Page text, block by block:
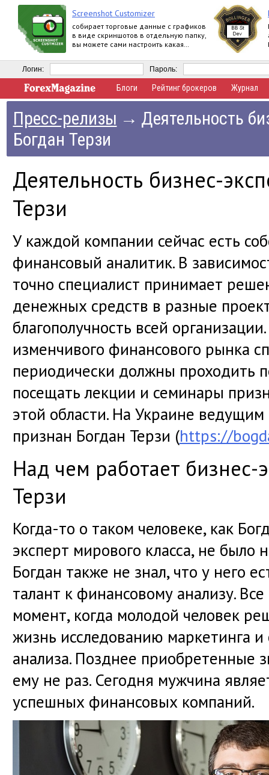
Screenshot Customizer
собирает торговые данные с графиков
в виде скриншотов в отдельную папку,
вы можете сами настроить какая
отображаться
Логин: Пароль:
Блоги Рейтинг брокеров Журнал
Пресс-релизы → Деятельность
Богдан Терзи
Деятельность бизнес-
Терзи
У каждой компании сейчас есть
финансовый аналитик. В
точно специалист принимает
денежных средств в разные
благополучность всей
изменчивого финансового рынка
периодически должны проходить
посещать лекции и семинары
этой области. На Украине
признан Богдан Терзи (https://
Над чем работает бизнес-
Терзи
Когда-то о таком человеке, как
эксперт мирового класса, не было
Богдан также не знал, что у него
талант к финансовому анализу.
момент, когда молодой человек
жизнь исследованию маркетинга и
анализа. Позднее приобретенные
ему не раз. Сегодня мужчина
успешных финансовых компаний.